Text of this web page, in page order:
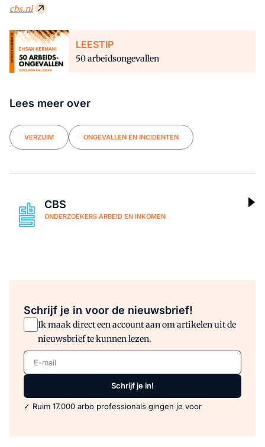
cbs.nl
LEESTIP
50 arbeidsongevallen
Lees meer over
VERZUIM ONGEVALLEN EN INCIDENTEN
CBS
ONDERZOEKERS ARBEID EN INKOMEN
Schrijf je in voor de nieuwsbrief!
Ik maak direct een account aan om artikelen uit de
nieuwsbrief te kunnen lezen.
E-mail
Schrijf je in!
✓ Ruim 17.000 arbo professionals gingen je voor